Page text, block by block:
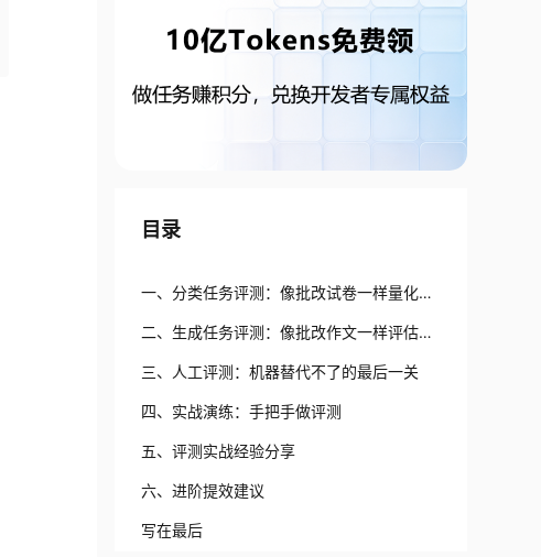
目录
一、分类任务评测：像批改试卷一样量化能
力
二、生成任务评测：像批改作文一样评估质
量
三、人工评测：机器替代不了的最后一关
四、实战演练：手把手做评测
五、评测实战经验分享
六、进阶提效建议
写在最后